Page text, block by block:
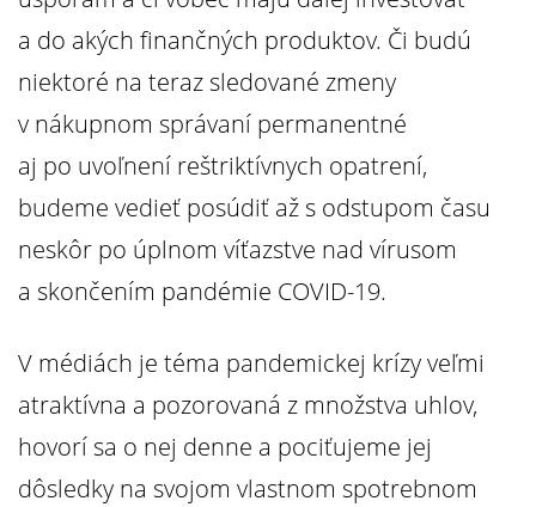
a do akých finančných produktov. Či budú
niektoré na teraz sledované zmeny
v nákupnom správaní permanentné
aj po uvoľnení reštriktívnych opatrení,
budeme vedieť posúdiť až s odstupom času
neskôr po úplnom víťazstve nad vírusom
a skončením pandémie COVID-19.
V médiách je téma pandemickej krízy veľmi
atraktívna a pozorovaná z množstva uhlov,
hovorí sa o nej denne a pociťujeme jej
dôsledky na svojom vlastnom spotrebnom